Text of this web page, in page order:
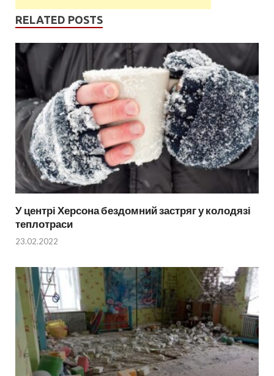
RELATED POSTS
У центрі Херсона бездомний застряг у колодязі
теплотраси
23.02.2022